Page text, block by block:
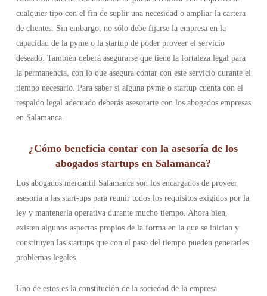
cualquier tipo con el fin de suplir una necesidad o ampliar la cartera
de clientes. Sin embargo, no sólo debe fijarse la empresa en la
capacidad de la pyme o la startup de poder proveer el servicio
deseado. También deberá asegurarse que tiene la fortaleza legal para
la permanencia, con lo que asegura contar con este servicio durante el
tiempo necesario. Para saber si alguna pyme o startup cuenta con el
respaldo legal adecuado deberás asesorarte con los abogados empresas
en Salamanca.
¿Cómo beneficia contar con la asesoría de los
abogados startups en Salamanca?
Los abogados mercantil Salamanca son los encargados de proveer
asesoría a las start-ups para reunir todos los requisitos exigidos por la
ley y mantenerla operativa durante mucho tiempo. Ahora bien,
existen algunos aspectos propios de la forma en la que se inician y
constituyen las startups que con el paso del tiempo pueden generarles
problemas legales.
Uno de estos es la constitución de la sociedad de la empresa.